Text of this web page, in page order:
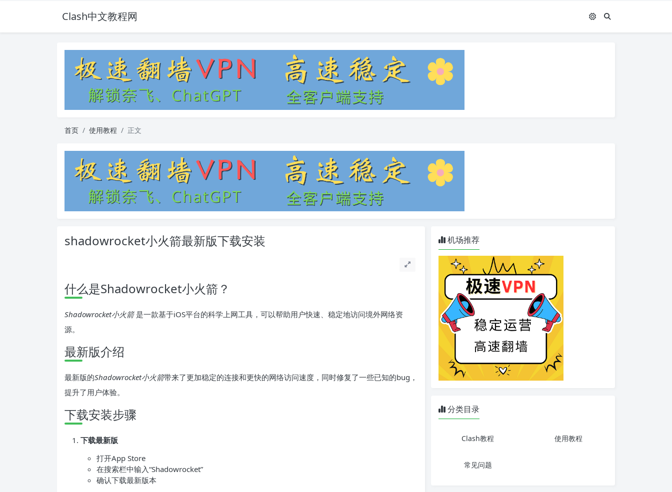
Clash中文教程网
首页 使用教程 正文
shadowrocket小火箭最新版下载安装
什么是Shadowrocket小火箭？
Shadowrocket小火箭是一款基于iOS平台的科学上网工具，可以帮助用户快速、稳定地访问境外网络资
源。
最新版介绍
最新版的Shadowrocket小火箭带来了更加稳定的连接和更快的网络访问速度，同时修复了一些已知的bug，
提升了用户体验。
下载安装步骤
下载最新版
打开App Store
在搜索栏中输入“Shadowrocket”
确认下载最新版本
机场推荐
分类目录
Clash教程 使用教程
常见问题